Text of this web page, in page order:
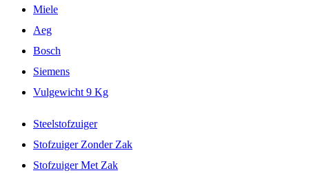
Miele
Aeg
Bosch
Siemens
Vulgewicht 9 Kg
Steelstofzuiger
Stofzuiger Zonder Zak
Stofzuiger Met Zak